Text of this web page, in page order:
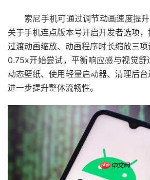
索尼手机可通过调节动画速度提
关于手机连点版本号开启开发者选项，
过渡动画缩放、动画程序时长缩放三
0.75x开始尝试，平衡响应感与视觉舒
动态壁纸、使用轻量启动器、清理后
进一步提升整体流畅性。